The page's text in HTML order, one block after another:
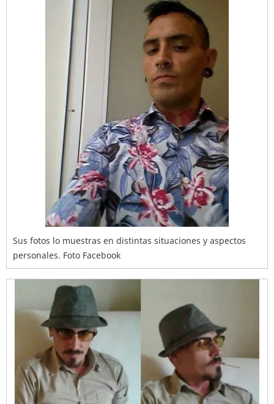
Sus fotos lo muestras en distintas situaciones y aspectos
personales. Foto Facebook